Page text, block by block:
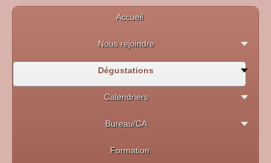
Accueil
Nous rejoindre
Dégustations
Calendriers
Bureau/CA
Formation